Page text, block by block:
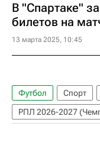
В "Спартаке"
билетов на
13 марта 2025, 10:45
Футбол Спорт
РПЛ 2026-2027